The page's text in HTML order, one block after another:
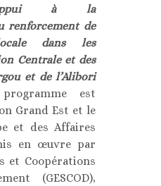
à la
renforcement de
dans les
Centrale et des
et de l’Alibori
est
Grand Est et le
et des Affaires
en œuvre par
et Coopérations
(GESCOD),